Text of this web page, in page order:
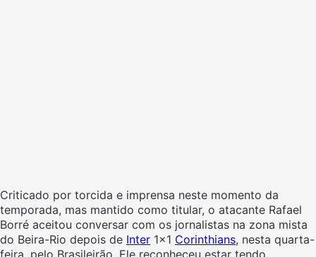
Criticado por torcida e imprensa neste momento da
temporada, mas mantido como titular, o atacante Rafael
Borré aceitou conversar com os jornalistas na zona mista
do Beira-Rio depois de Inter 1×1 Corinthians, nesta quarta-